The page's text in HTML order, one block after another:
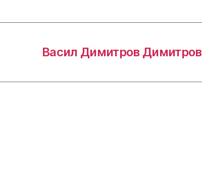
Васил Димитров Димитров